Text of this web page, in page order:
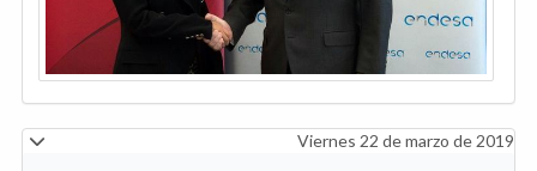
Viernes 22 de marzo de 2019